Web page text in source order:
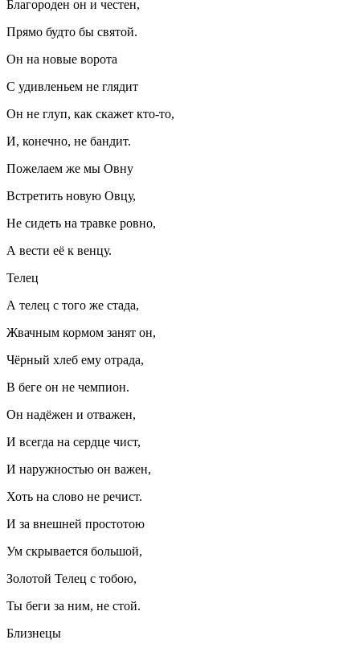
Благороден он и честен,
Прямо будто бы святой.
Он на новые ворота
С удивленьем не глядит
Он не глуп, как скажет кто-то,
И, конечно, не бандит.
Пожелаем же мы Овну
Встретить новую Овцу,
Не сидеть на травке ровно,
А вести её к венцу.
Телец
А телец с того же стада,
Жвачным кормом занят он,
Чёрный хлеб ему отрада,
В беге он не чемпион.
Он надёжен и отважен,
И всегда на сердце чист,
И наружностью он важен,
Хоть на слово не речист.
И за внешней простотою
Ум скрывается большой,
Золотой Телец с тобою,
Ты беги за ним, не стой.
Близнецы